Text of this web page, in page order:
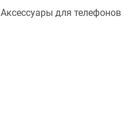
Аксессуары для телефонов